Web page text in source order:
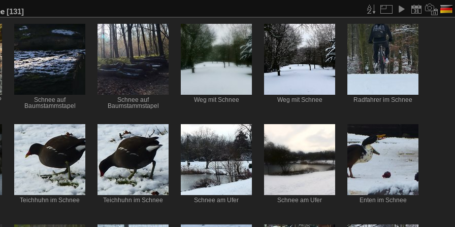
[131]
Schnee auf
Baumstammstapel
Schnee auf
Baumstammstapel
Weg mit Schnee Weg mit Schnee Radfahrer im Schnee
Teichhuhn im Schnee Teichhuhn im Schnee Schnee am Ufer Schnee am Ufer Enten im Schnee